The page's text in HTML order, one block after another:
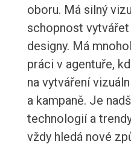
oboru. Má silný
schopnost
designy. Má
práci v agentuře,
na vytváření
a kampaně. Je
technologií a
vždy hledá nové